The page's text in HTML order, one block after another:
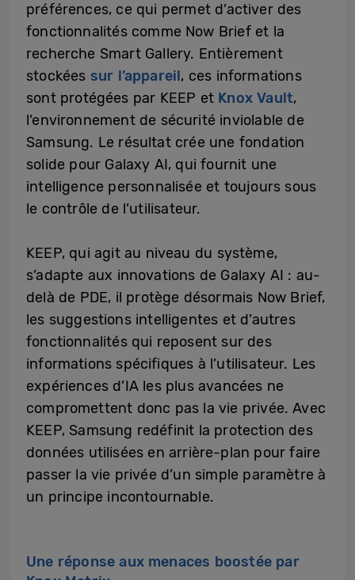
préférences, ce qui permet d’activer des
fonctionnalités comme Now Brief et la
recherche Smart Gallery. Entièrement
stockées sur l’appareil, ces informations
sont protégées par KEEP et Knox Vault,
l’environnement de sécurité inviolable de
Samsung. Le résultat crée une fondation
solide pour Galaxy AI, qui fournit une
intelligence personnalisée et toujours sous
le contrôle de l’utilisateur.
KEEP, qui agit au niveau du système,
s’adapte aux innovations de Galaxy AI : au-
delà de PDE, il protège désormais Now Brief,
les suggestions intelligentes et d’autres
fonctionnalités qui reposent sur des
informations spécifiques à l’utilisateur. Les
expériences d’IA les plus avancées ne
compromettent donc pas la vie privée. Avec
KEEP, Samsung redéfinit la protection des
données utilisées en arrière-plan pour faire
passer la vie privée d’un simple paramètre à
un principe incontournable.
Une réponse aux menaces boostée par